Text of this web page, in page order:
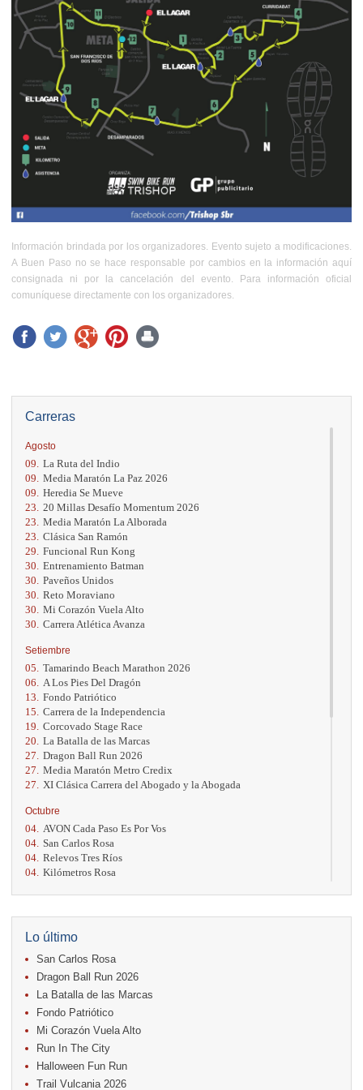
Carreras
Agosto
09. La Ruta del Indio
09. Media Maratón La Paz 2026
09. Heredia Se Mueve
23. 20 Millas Desafío Momentum 2026
23. Media Maratón La Alborada
23. Clásica San Ramón
29. Funcional Run Kong
30. Entrenamiento Batman
30. Paveños Unidos
30. Reto Moraviano
30. Mi Corazón Vuela Alto
30. Carrera Atlética Avanza
Setiembre
05. Tamarindo Beach Marathon 2026
06.
A Los Pies Del Dragón
13. Fondo Patriótico
15. Carrera de la Independencia
19. Corcovado Stage Race
20. La Batalla de las Marcas
27. Dragon Ball Run 2026
27. Media Maratón Metro Credix
27.
XI Clásica Carrera del Abogado y la Abogada
Octubre
04. AVON Cada Paso Es Por Vos
04. San Carlos Rosa
04. Relevos Tres Ríos
04. Kilómetros Rosa
18. Casa Turire Trail Run
18.
Warriors Run Circuit
18. Samsung Jacó Beach Half Marathon 2026
25. KRun by Under Armour
25. Run Alajuela
31.
Halloween Fun Run
Noviembre
08. Lindora Run
15. Entre Pan y Rosas
Diciembre
Lo último
San Carlos Rosa
Dragon Ball Run 2026
La Batalla de las Marcas
Fondo Patriótico
Mi Corazón Vuela Alto
Run In The City
Halloween Fun Run
Trail Vulcania 2026
Información brindada por los organizadores. Evento sujeto a modificaciones.
A Buen Paso no se hace responsable por cambios en la información aquí
consignada ni por la cancelación del evento. Para información oficial
comuníquese directamente con los organizadores.